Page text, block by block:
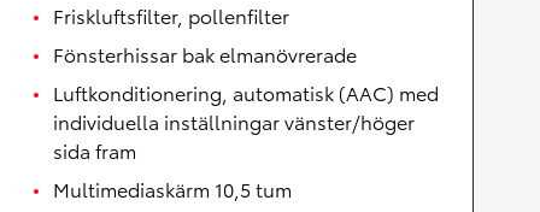
Friskluftsfilter, pollenfilter
Fönsterhissar bak elmanövrerade
Luftkonditionering, automatisk (AAC) med
individuella inställningar vänster/höger
sida fram
Multimediaskärm 10,5 tum